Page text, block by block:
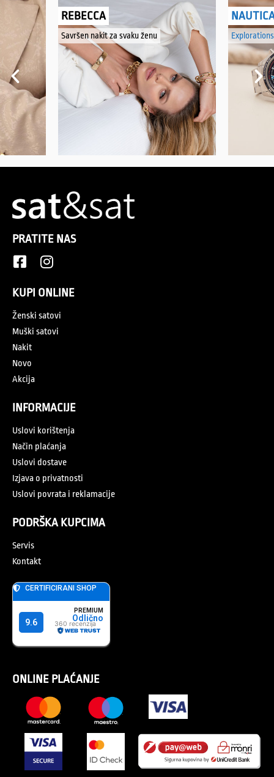
REBECCA
Savršen nakit za svaku ženu
PRATITE NAS
KUPI ONLINE
Ženski satovi
Muški satovi
Nakit
Novo
Akcija
INFORMACIJE
Uslovi korištenja
Način plaćanja
Uslovi dostave
Izjava o privatnosti
Uslovi povrata i reklamacije
PODRŠKA KUPCIMA
Servis
Kontakt
ONLINE PLAĆANJE